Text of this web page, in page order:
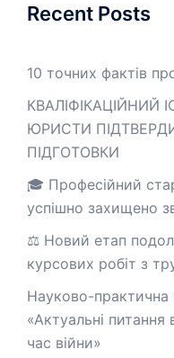
Recent Posts
10 точних фактів
КВАЛІФІКАЦІЙНИЙ
ЮРИСТИ
ПІДГОТОВКИ
🎓 Професійний
успішно захищено
⚖️ Новий етап
курсових робіт з
Науково-практична
«Актуальні
час війни»